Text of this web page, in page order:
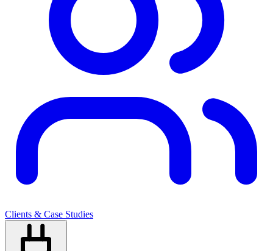
Clients & Case Studies